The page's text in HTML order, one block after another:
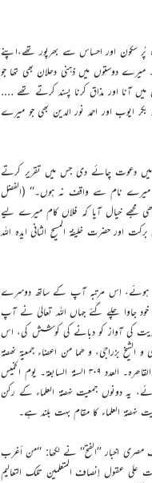
پُر سکون اور احساس سے بھرپور تھے،اپنے
دوستوں میں ذہنی دحلان بھی تھا جو
آنا اور مذاق کرنا پسند کرتے تھے ….
ایوب اور احمد نور الدین بھی جو میرے
میں دعوت چائے دی جس میں تقریر کرتے
لوگ میرے نام سے واقف نہ ہوں۔‘‘ (الفضل
کبھی مجھے خیال آیا کہ فلاں کام میرے لیے
اور حضرت خلیفۃ المسیح الثانی ایدہ اللہ
ارشاد فرمایا۔چنانچہ آپ ۶؍نومبر ۱۹۳۰ء کو قادیان سے روانہ ہوئے، اِس مرتبہ آپ کے ساتھ دوسرے
جاوا چلے گئے جہاں اللہ تعالیٰ نے آپ
کی آواز کو دبانے کی کوشش کی، اس
و الشیخ بزراجی، و ھما من اعضاء جمعیۃ نھضۃ
العلماء لنشر الدعوۃ لمقاومۃ حرکۃ الأحمدیۃ فی ذالک البلد۔ و جمعیۃ نھضۃ العلماء لھا منزلۃ عالیۃ بین جمھور المسلمین فی جاوا۔‘‘ (الفتح، القاھرہ۔ العدد ۳۰۹ السنۃ السابعۃ۔ یوم الخمیس
بلیکن میں وارد ہوئے، یہ دونوں جمعیت نہضۃ العلماء کے رکن
العلماء کا مقام بہت بلند ہے۔
اخبار ’’الفتح‘‘ نے لکھا: ‘‘من أغرب
علی عقول إنصاف المتعلمین تلک التعالیم